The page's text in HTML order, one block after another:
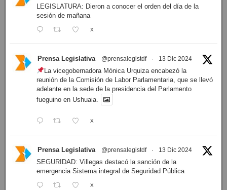
LEGISLATURA: Dieron a conocer el orden del día de la
sesión de mañana
X
Prensa Legislativa @prensalegistdf · 13 Dic 2024
La vicegobernadora Mónica Urquiza encabezó la
reunión de la Comisión de Labor Parlamentaria, que se llevó
adelante en la sede de la presidencia del Parlamento
fueguino en Ushuaia.
X
Prensa Legislativa @prensalegistdf · 13 Dic 2024
SEGURIDAD: Villegas destacó la sanción de la
emergencia Sistema integral de Seguridad Pública
X